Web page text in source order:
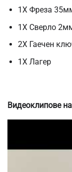
1X Фреза
1X Сверло
2X Гаечен
1X Лагер
Видеоклипове